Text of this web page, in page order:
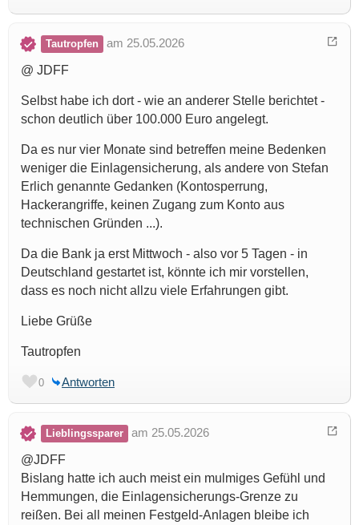
Tautropfen
am 25.05.2026
@ JDFF
Selbst habe ich dort - wie an anderer Stelle berichtet -
schon deutlich über 100.000 Euro angelegt.
Da es nur vier Monate sind betreffen meine Bedenken
weniger die Einlagensicherung, als andere von Stefan
Erlich genannte Gedanken (Kontosperrung,
Hackerangriffe, keinen Zugang zum Konto aus
technischen Gründen ...).
Da die Bank ja erst Mittwoch - also vor 5 Tagen - in
Deutschland gestartet ist, könnte ich mir vorstellen,
dass es noch nicht allzu viele Erfahrungen gibt.
Liebe Grüße
Tautropfen
0 Antworten
Lieblingssparer
am 25.05.2026
@JDFF
Bislang hatte ich auch meist ein mulmiges Gefühl und
Hemmungen, die Einlagensicherungs-Grenze zu
reißen. Bei all meinen Festgeld-Anlagen bleibe ich